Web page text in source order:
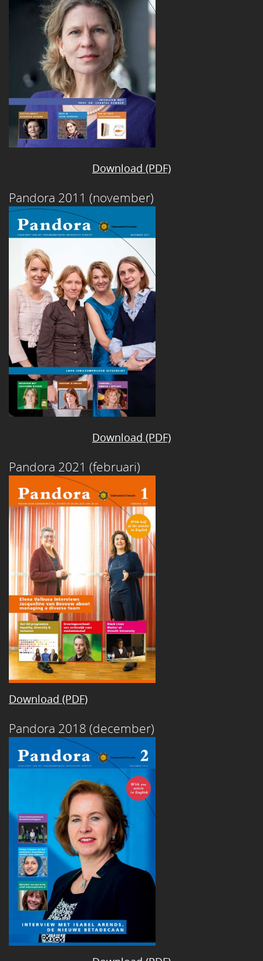
Download (PDF)
Pandora 2011 (november)
Download (PDF)
Pandora 2021 (februari)
Download (PDF)
Pandora 2018 (december)